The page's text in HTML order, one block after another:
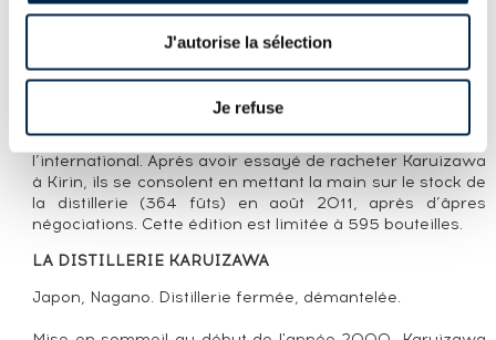
J'autorise la sélection
Je refuse
des années 1990. C’est grâce à cette activité qu’ils
rencontrent Marcin Miller, rédacteur et éditeur de Whisky
Whisky Magazine et le Whisky Live en 2000. En 2005,
ils fondent Number One Drinks Company, dédiée à
l’exportation de whiskies japonais d’exception comme
Karuizawa ou Hanyu, d’abord en Europe puis à
l’international. Après avoir essayé de racheter Karuizawa
à Kirin, ils se consolent en mettant la main sur le stock de
la distillerie (364 fûts) en août 2011, après d’âpres
négociations. Cette édition est limitée à 595 bouteilles.
LA DISTILLERIE KARUIZAWA
Japon, Nagano. Distillerie fermée, démantelée.